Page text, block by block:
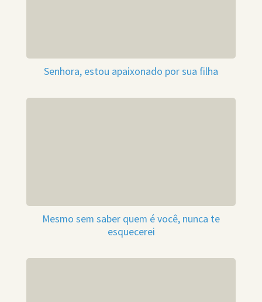
Senhora, estou apaixonado por sua filha
Mesmo sem saber quem é você, nunca te
esquecerei